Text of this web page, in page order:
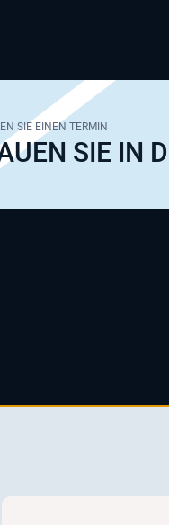
SIE EINEN TERMIN
SIE IN